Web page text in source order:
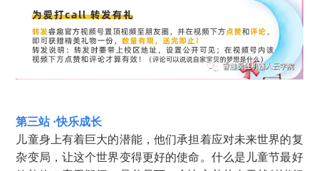
第三站 ·快乐成长
儿童身上有着巨大的潜能，他们承担着应对未来世界的复
杂变局，让这个世界变得更好的使命。什么是儿童节最好